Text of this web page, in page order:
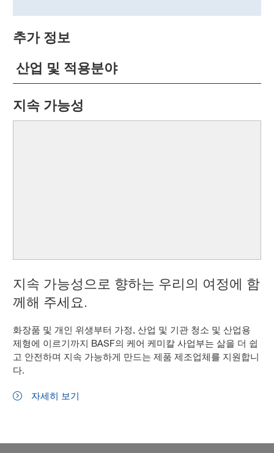
추가 정보
산업 및 적용분야
지속 가능성
지속 가능성으로 향하는 우리의 여정에 함
께해 주세요.
화장품 및 개인 위생부터 가정, 산업 및 기관 청소 및 산업용
제형에 이르기까지 BASF의 케어 케미칼 사업부는 삶을 더 쉽
고 안전하며 지속 가능하게 만드는 제품 제조업체를 지원합니
다.
자세히 보기